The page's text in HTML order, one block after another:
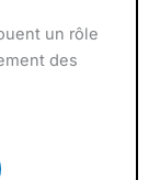
un rôle
des